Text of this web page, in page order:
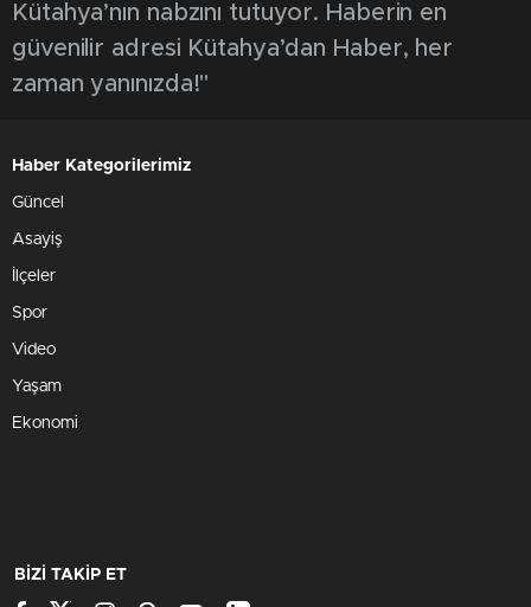
Kütahya’nın nabzını tutuyor. Haberin en
güvenilir adresi Kütahya’dan Haber, her
zaman yanınızda!"
Haber Kategorilerimiz
Güncel
Asayiş
İlçeler
Spor
Video
Yaşam
Ekonomi
BİZİ TAKİP ET